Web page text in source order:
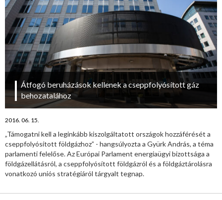
Átfogó beruházások kellenek a cseppfolyósított gáz
behozatalához
2016. 06. 15.
„Támogatni kell a leginkább kiszolgáltatott országok hozzáférését a
cseppfolyósított földgázhoz” - hangsúlyozta a Gyürk András, a téma
parlamenti felelőse. Az Európai Parlament energiaügyi bizottsága a
földgázellátásról, a cseppfolyósított földgázról és a földgáztárolásra
vonatkozó uniós stratégiáról tárgyalt tegnap.